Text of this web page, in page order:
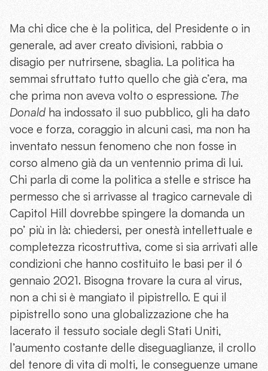
Ma chi dice che è la politica, del Presidente o in
generale, ad aver creato divisioni, rabbia o
disagio per nutrirsene, sbaglia. La politica ha
semmai sfruttato tutto quello che già c’era, ma
che prima non aveva volto o espressione. The
Donald ha indossato il suo pubblico, gli ha dato
voce e forza, coraggio in alcuni casi, ma non ha
inventato nessun fenomeno che non fosse in
corso almeno già da un ventennio prima di lui.
Chi parla di come la politica a stelle e strisce ha
permesso che si arrivasse al tragico carnevale di
Capitol Hill dovrebbe spingere la domanda un
po’ più in là: chiedersi, per onestà intellettuale e
completezza ricostruttiva, come si sia arrivati alle
condizioni che hanno costituito le basi per il 6
gennaio 2021. Bisogna trovare la cura al virus,
non a chi si è mangiato il pipistrello. E qui il
pipistrello sono una globalizzazione che ha
lacerato il tessuto sociale degli Stati Uniti,
l’aumento costante delle diseguaglianze, il crollo
del tenore di vita di molti, le conseguenze umane